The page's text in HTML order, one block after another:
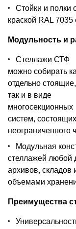
Стойки и
краской RAL 7035
Модульность и
Стеллажи СТФ
можно собирать
отдельно стоящие,
так и в виде
многосекционных
систем,
неограниченного
Модульная
стеллажей любой
архивов,
объемами
Преимущества